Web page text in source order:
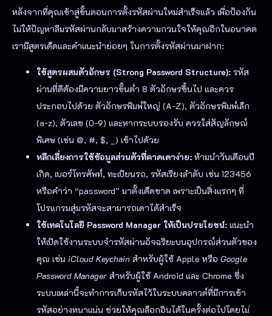
หลังจากที่คุณเข้าสู่ขั้นตอนการตั้งรหัสผ่านใหม่สำเร็จแล้ว เพื่อป้องกัน
ไม่ให้ปัญหาลืมรหัสผ่านกลับมาสร้างความกวนใจให้คุณอีกในอนาคต
เรามีสูตรเด็ดและคำแนะนำย่อยๆ ในการตั้งรหัสผ่านมาฝาก:
ใช้สูตรผสมตัวอักษร (Strong Password Structure): รหัส
ผ่านที่ดีต้องมีความยาวขั้นต่ำ 8 ตัวอักษรขึ้นไป และควร
ประกอบไปด้วย ตัวอักษรพิมพ์ใหญ่ (A-Z), ตัวอักษรพิมพ์เล็ก
(a-z), ตัวเลข (0-9) และหากระบบรองรับ ควรใส่สัญลักษณ์
พิเศษ (เช่น @, #, $, _) เข้าไปด้วย
หลีกเลี่ยงการใช้ข้อมูลส่วนตัวที่คาดเดาง่าย: ห้ามนำวันเดือนปี
เกิด, เบอร์โทรศัพท์, ทะเบียนรถ, รหัสเรียงลำดับ เช่น 123456
หรือคำว่า “password” มาตั้งเด็ดขาด เพราะเป็นสิ่งแรกๆ ที่
โปรแกรมสุ่มรหัสจะสามารถเดาได้สำเร็จ
ใช้เทคโนโลยี Password Manager ให้เป็นประโยชน์: แนะนำ
ให้เปิดใช้งานระบบจำรหัสผ่านอัจฉริยะบนอุปกรณ์ส่วนตัวของ
คุณ เช่น iCloud Keychain สำหรับผู้ใช้ Apple หรือ Google
Password Manager สำหรับผู้ใช้ Android และ Chrome ซึ่ง
ระบบเหล่านี้จะทำการเก็บรหัสไว้ในระบบคลาวด์ที่มีการเข้า
รหัสอย่างหนาแน่น ช่วยให้คุณล็อกอินได้ในครั้งต่อไปโดยไม่